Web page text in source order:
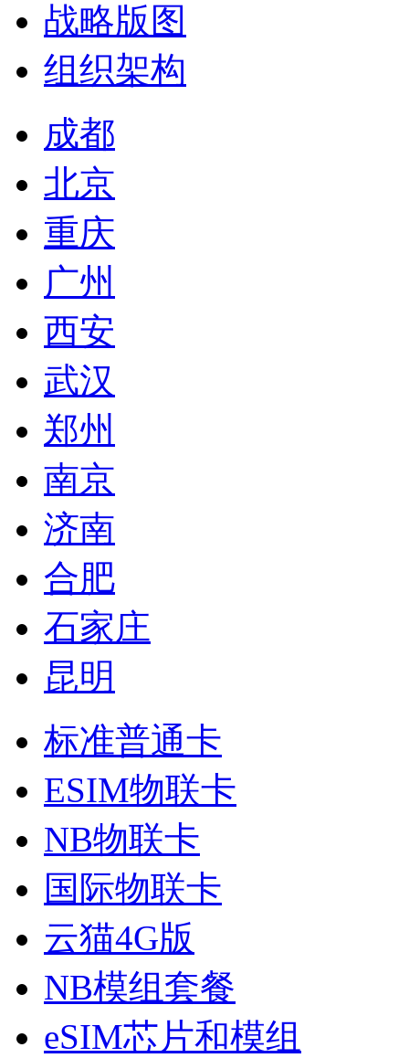
战略版图
组织架构
成都
北京
重庆
广州
西安
武汉
郑州
南京
济南
合肥
石家庄
昆明
标准普通卡
ESIM物联卡
NB物联卡
国际物联卡
云猫4G版
NB模组套餐
eSIM芯片和模组